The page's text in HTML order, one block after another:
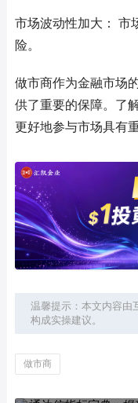
市场波动性加大： 市
险。
做市商作为金融市场
供了重要的保障。了
更好地参与市场具有
温馨提示：本文内容由
构成实操建议。
做市商